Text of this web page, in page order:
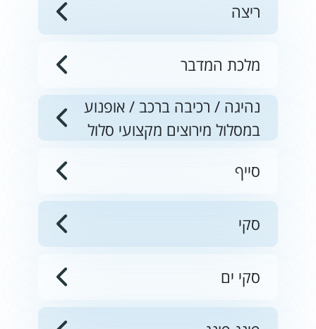
ריצה
מלכת המדבר
נהיגה / רכיבה ברכב / אופנוע
במסלול מירוצים מקצועי סלול
סייף
סקי
סקי ים